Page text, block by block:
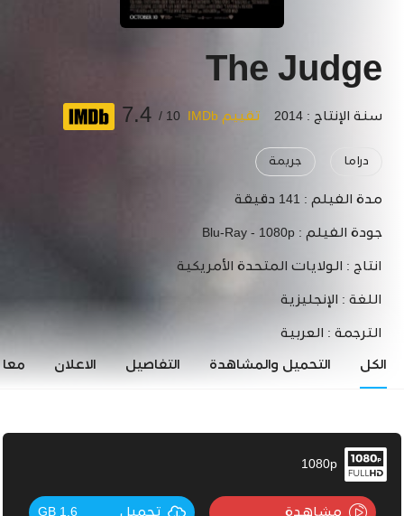
The Judge
سنة الإنتاج : 2014 تقييم IMDb 10 /
7.4
دراما جريمة
مدة الفيلم : 141 دقيقة
جودة الفيلم : Blu-Ray - 1080p
انتاج : الولايات المتحدة الأمريكية
اللغة : الإنجليزية
الترجمة : العربية
الكل التحميل والمشاهدة التفاصيل الاعلان
1080p
مشاهدة تحميل 1.6 GB